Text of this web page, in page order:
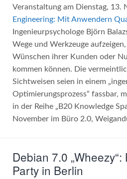
Veranstaltung am Dienstag, 13.
Engineering: Mit Anwendern
Ingenieurpsychologe Björn
Wege und Werkzeuge
Wünschen ihrer Kunden oder
kommen können. Die
Sichtweisen seien in einem
Optimierungsprozess“ fassbar,
in der Reihe „B20 Knowledge
November im Büro 2.0,
Debian 7.0
Party in Berlin